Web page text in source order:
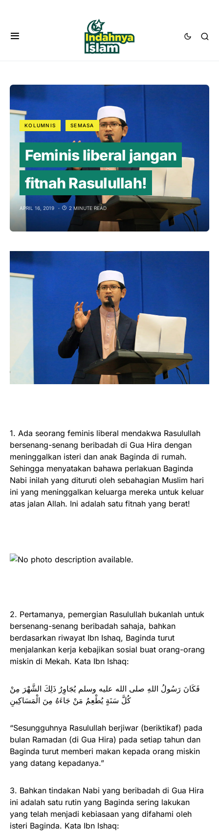
KOLUMNIS SEMASA
Feminis liberal jangan
fitnah Rasulullah!
APRIL 16, 2019 2 MINUTE READ
1. Ada seorang feminis liberal mendakwa Rasulullah
bersenang-senang beribadah di Gua Hira dengan
meninggalkan isteri dan anak Baginda di rumah.
Sehingga menyatakan bahawa perlakuan Baginda
Nabi inilah yang dituruti oleh sebahagian Muslim hari
ini yang meninggalkan keluarga mereka untuk keluar
atas jalan Allah. Ini adalah satu fitnah yang berat!
2. Pertamanya, pemergian Rasulullah bukanlah untuk
bersenang-senang beribadah sahaja, bahkan
berdasarkan riwayat Ibn Ishaq, Baginda turut
menjalankan kerja kebajikan sosial buat orang-orang
miskin di Mekah. Kata Ibn Ishaq:
فَكَانَ رَسُولُ اللهِ صلى الله عليه وسلم يُجَاوِرُ ذَلِكَ الشَّهْرَ مِنْ
كُلَّ سَنَةٍ يُطْعِمُ مَنْ جَاءَهُ مِنَ الْمَسَاكِينِ
“Sesungguhnya Rasulullah berjiwar (beriktikaf) pada
bulan Ramadan (di Gua Hira) pada setiap tahun dan
Baginda turut memberi makan kepada orang miskin
yang datang kepadanya.”
3. Bahkan tindakan Nabi yang beribadah di Gua Hira
ini adalah satu rutin yang Baginda sering lakukan
yang telah menjadi kebiasaan yang difahami oleh
isteri Baginda. Kata Ibn Ishaq: